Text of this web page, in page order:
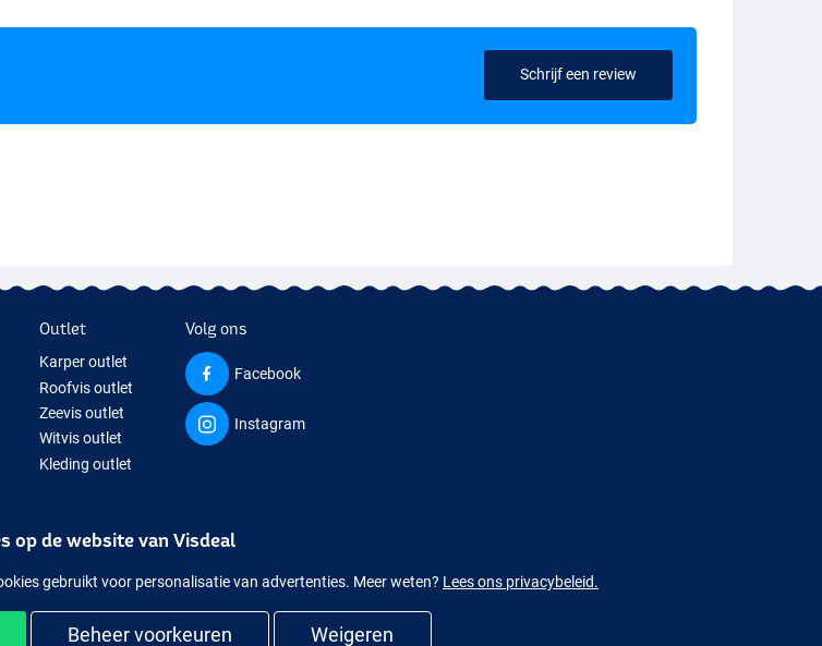
Schrijf een review
Outlet
Karper outlet
Roofvis outlet
Zeevis outlet
Witvis outlet
Kleding outlet
Volg ons
Facebook
Instagram
op de website van Visdeal
gebruikt voor personalisatie van advertenties. Meer weten? Lees ons privacybeleid.
Beheer voorkeuren Weigeren